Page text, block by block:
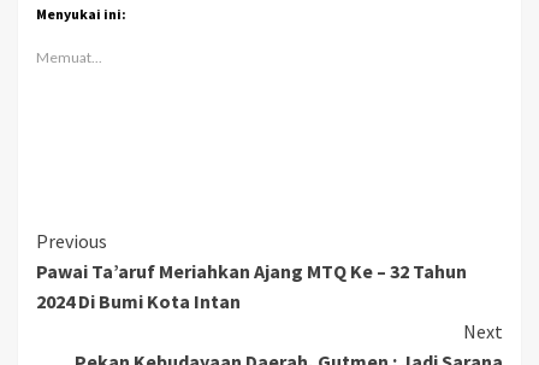
Menyukai ini:
Memuat...
Continue
Reading
Previous
Pawai Ta’aruf Meriahkan Ajang MTQ Ke – 32 Tahun
2024 Di Bumi Kota Intan
Next